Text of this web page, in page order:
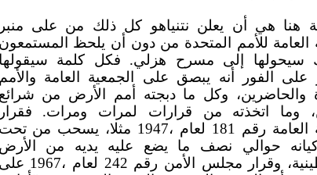
هنا هي أن يعلن نتنياهو كل ذلك من على
العامة للأمم المتحدة من دون أن يلحظ
سيحولها إلى مسرح هزلي. فكل كلمة
الفور أنه يبصق على الجمعية العامة
والحاضرين، وكل ما دبجته أمم الأرض من
وما اتخذته من قرارات لمرات ومرات.
الجمعية العامة رقم 181 لعام ،1947 مثلا، يسحب من
كيانه حوالي نصف ما يضع عليه يديه من
الفلسطينية، وقرار مجلس الأمن رقم 242 لعام